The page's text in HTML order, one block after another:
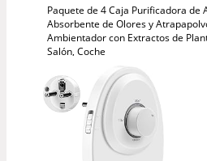
Paquete de 4 Caja Purificadora de
Absorbente de Olores y
Ambientador con Extractos de
Salón, Coche